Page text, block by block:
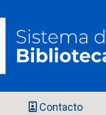
Contacto